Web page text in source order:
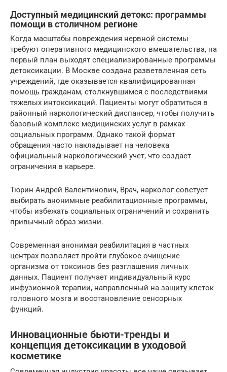
Доступный медицинский детокс: программы
помощи в столичном регионе
Когда масштабы повреждения нервной системы
требуют оперативного медицинского вмешательства, на
первый план выходят специализированные программы
детоксикации. В Москве создана разветвленная сеть
учреждений, где оказывается квалифицированная
помощь гражданам, столкнувшимся с последствиями
тяжелых интоксикаций. Пациенты могут обратиться в
районный наркологический диспансер, чтобы получить
базовый комплекс медицинских услуг в рамках
социальных программ. Однако такой формат
обращения часто накладывает на человека
официальный наркологический учет, что создает
ограничения в карьере.
Тюрин Андрей Валентинович, Врач, нарколог советует
выбирать анонимные реабилитационные программы,
чтобы избежать социальных ограничений и сохранить
привычный образ жизни.
Современная анонимая реабилитация в частных
центрах позволяет пройти глубокое очищение
организма от токсинов без разглашения личных
данных. Пациент получает индивидуальный курс
инфузионной терапии, направленный на защиту клеток
головного мозга и восстановление сенсорных
функций.
Инновационные бьюти-тренды и
концепция детоксикации в уходовой
косметике